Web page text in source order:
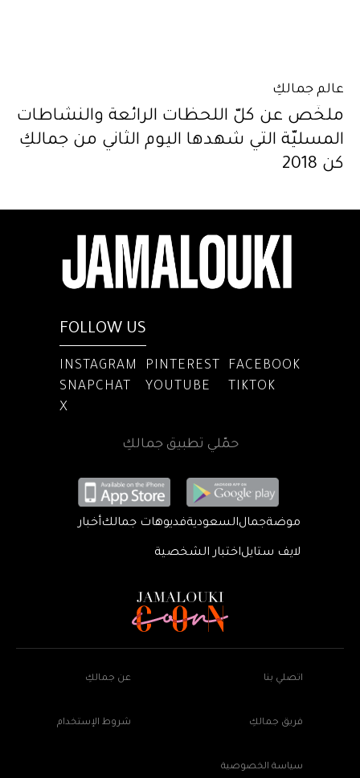
عالم جمالكِ
ملخّص عن كلّ اللحظات الرائعة والنشاطات
المسليّة التي شهدها اليوم الثاني من جمالكِ
كن 2018
FOLLOW US
INSTAGRAM PINTEREST
FACEBOOK
SNAPCHAT
YOUTUBE
TIKTOK
X
حمّلي تطبيق جمالكِ
موضةجمالالسعوديةفديوهات جمالكأخبار
لايف ستايلاختبار الشخصية
اتصلي بنا عن جمالكِ
فريق جمالكِ شروط الإستخدام
سياسة الخصوصية